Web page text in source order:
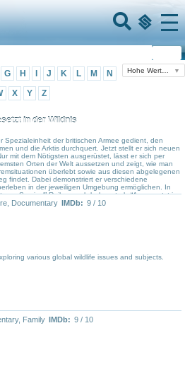
Menu
G H J K L M
N
X Y Z
▼
in der Wildnis
Spezialeinheit der britischen Armee gedient, den
und die Arktis durchquert. Jetzt stellt er sich neuen
mit dem Nötigsten ausgerüstet, lässt er sich per
Orten der Welt aussetzen und zeigt, wie man
überlebt sowie aus diesen abgelegenen
findet. Dabei demonstriert er verschiedene
in der jeweiligen Umgebung ermöglichen. In
Survival” Reihe, auch bekannt als “Ausgesetzt in
Grylls ein neues Abenteuer und eine neue
Documentary IMDb: 9 / 10
various global wildlife issues and subjects.
, Family IMDb: 9 / 10